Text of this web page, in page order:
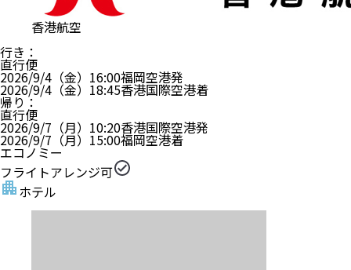
香港航空
行き ：
直行便
2026/9/4（金） 16:00福岡空港発
2026/9/4（金） 18:45香港国際空港着
帰り ：
直行便
2026/9/7（月） 10:20香港国際空港発
2026/9/7（月） 15:00福岡空港着
エコノミー
フライトアレンジ可
ホテル